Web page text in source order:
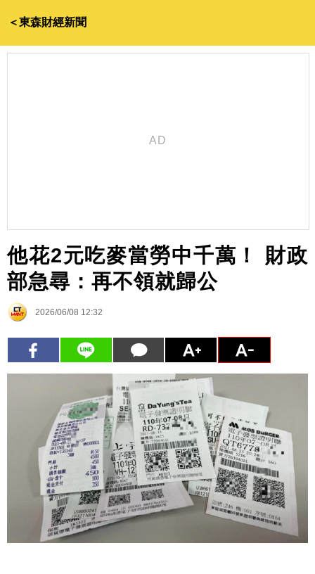
＜東森財經新聞
他花2元吃麥當勞中千萬！ 財政
部急尋：再不領就歸公
2026/06/08 12:32